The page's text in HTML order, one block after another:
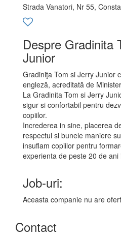
Strada Vanatori, Nr 55,
Despre Gradinita
Junior
Gradiniţa Tom si Jerry Junior
engleză, acreditată de
La Gradinita Tom si Jerry
sigur si confortabil pentru
copiilor.
Increderea in sine, placerea
respectul si bunele maniere
insuflam copiilor pentru
experienta de peste 20 de
Job-uri:
Aceasta companie nu are
Contact